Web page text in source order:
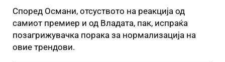
Според Османи, отсуството на реакција од
самиот премиер и од Владата, пак, испраќа
позагрижувачка порака за нормализација на
овие трендови.